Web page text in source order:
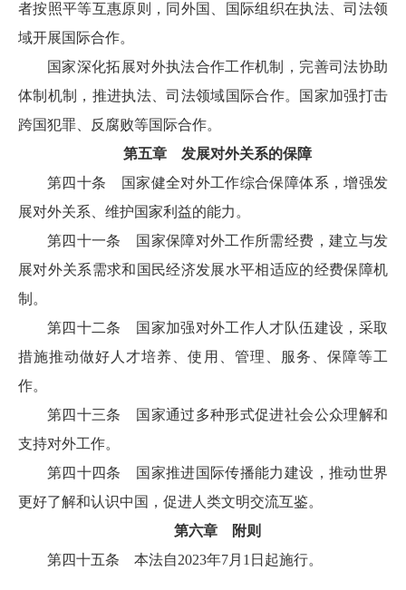
者按照平等互惠原则，同外国、国际组织在执法、司法领
域开展国际合作。
国家深化拓展对外执法合作工作机制，完善司法协助
体制机制，推进执法、司法领域国际合作。国家加强打击
跨国犯罪、反腐败等国际合作。
第五章 发展对外关系的保障
第四十条 国家健全对外工作综合保障体系，增强发
展对外关系、维护国家利益的能力。
第四十一条 国家保障对外工作所需经费，建立与发
展对外关系需求和国民经济发展水平相适应的经费保障机
制。
第四十二条 国家加强对外工作人才队伍建设，采取
措施推动做好人才培养、使用、管理、服务、保障等工
作。
第四十三条 国家通过多种形式促进社会公众理解和
支持对外工作。
第四十四条 国家推进国际传播能力建设，推动世界
更好了解和认识中国，促进人类文明交流互鉴。
第六章 附则
第四十五条 本法自2023年7月1日起施行。